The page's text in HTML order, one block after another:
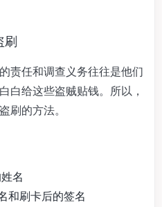
刷
责任和调查义务往往是他们
白给这些盗贼贴钱。所以，
刷的方法。
名
和刷卡后的签名